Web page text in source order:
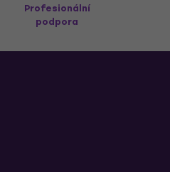
Profesionální
podpora